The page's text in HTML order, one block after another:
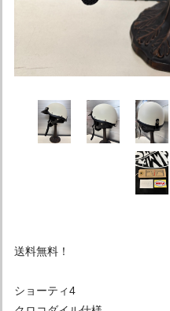
送料無料！
ショーティ4